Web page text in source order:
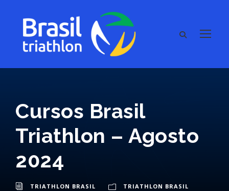
Cursos Brasil
Triathlon – Agosto
2024
TRIATHLON BRASIL
TRIATHLON BRASIL